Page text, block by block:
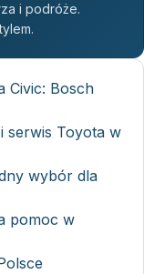
i podróże.
Civic: Bosch
serwis Toyota w
wybór dla
pomoc w